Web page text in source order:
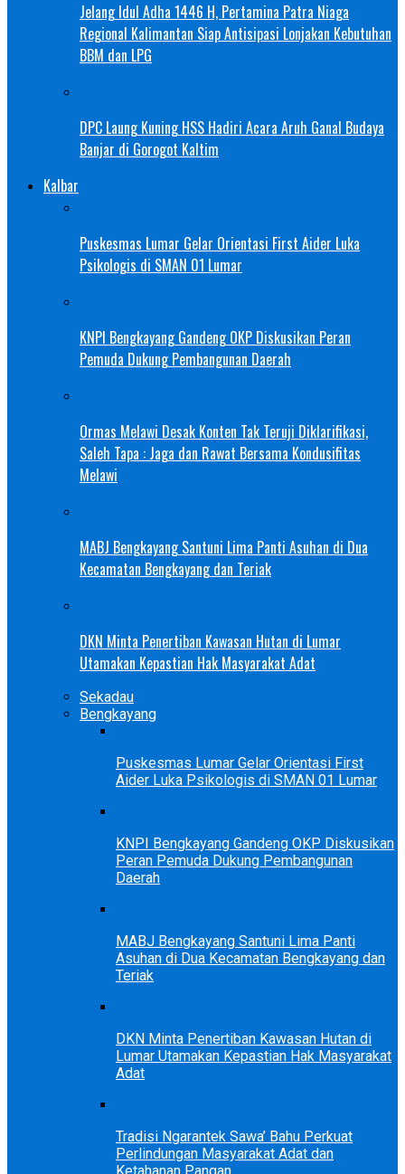
Jelang Idul Adha 1446 H, Pertamina Patra Niaga
Regional Kalimantan Siap Antisipasi Lonjakan Kebutuhan
BBM dan LPG
DPC Laung Kuning HSS Hadiri Acara Aruh Ganal Budaya
Banjar di Gorogot Kaltim
Kalbar
Puskesmas Lumar Gelar Orientasi First Aider Luka
Psikologis di SMAN 01 Lumar
KNPI Bengkayang Gandeng OKP Diskusikan Peran
Pemuda Dukung Pembangunan Daerah
Ormas Melawi Desak Konten Tak Teruji Diklarifikasi,
Saleh Tapa : Jaga dan Rawat Bersama Kondusifitas
Melawi
MABJ Bengkayang Santuni Lima Panti Asuhan di Dua
Kecamatan Bengkayang dan Teriak
DKN Minta Penertiban Kawasan Hutan di Lumar
Utamakan Kepastian Hak Masyarakat Adat
Sekadau
Bengkayang
Puskesmas Lumar Gelar Orientasi First
Aider Luka Psikologis di SMAN 01 Lumar
KNPI Bengkayang Gandeng OKP Diskusikan
Peran Pemuda Dukung Pembangunan
Daerah
MABJ Bengkayang Santuni Lima Panti
Asuhan di Dua Kecamatan Bengkayang dan
Teriak
DKN Minta Penertiban Kawasan Hutan di
Lumar Utamakan Kepastian Hak Masyarakat
Adat
Tradisi Ngarantek Sawa’ Bahu Perkuat
Perlindungan Masyarakat Adat dan